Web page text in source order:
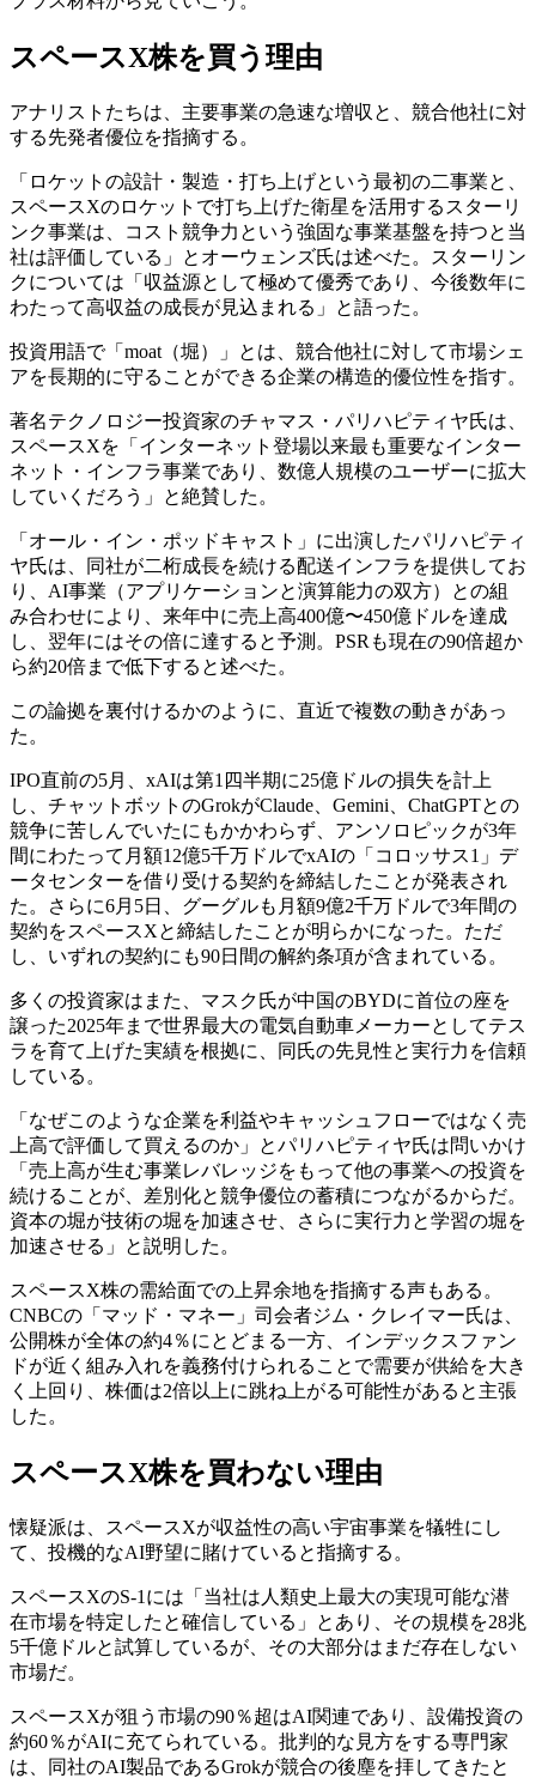
スペースX株を買う理由
アナリストたちは、主要事業の急速な増収と、競合他社に対
する先発者優位を指摘する。
「ロケットの設計・製造・打ち上げという最初の二事業と、
スペースXのロケットで打ち上げた衛星を活用するスターリ
ンク事業は、コスト競争力という強固な事業基盤を持つと当
社は評価している」とオーウェンズ氏は述べた。スターリン
クについては「収益源として極めて優秀であり、今後数年に
わたって高収益の成長が見込まれる」と語った。
投資用語で「moat（堀）」とは、競合他社に対して市場シェ
アを長期的に守ることができる企業の構造的優位性を指す。
著名テクノロジー投資家のチャマス・パリハピティヤ氏は、
スペースXを「インターネット登場以来最も重要なインター
ネット・インフラ事業であり、数億人規模のユーザーに拡大
していくだろう」と絶賛した。
「オール・イン・ポッドキャスト」に出演したパリハピティ
ヤ氏は、同社が二桁成長を続ける配送インフラを提供してお
り、AI事業（アプリケーションと演算能力の双方）との組
み合わせにより、来年中に売上高400億〜450億ドルを達成
し、翌年にはその倍に達すると予測。PSRも現在の90倍超か
ら約20倍まで低下すると述べた。
この論拠を裏付けるかのように、直近で複数の動きがあっ
た。
IPO直前の5月、xAIは第1四半期に25億ドルの損失を計上
し、チャットボットのGrokがClaude、Gemini、ChatGPTとの
競争に苦しんでいたにもかかわらず、アンソロピックが3年
間にわたって月額12億5千万ドルでxAIの「コロッサス1」デ
ータセンターを借り受ける契約を締結したことが発表され
た。さらに6月5日、グーグルも月額9億2千万ドルで3年間の
契約をスペースXと締結したことが明らかになった。ただ
し、いずれの契約にも90日間の解約条項が含まれている。
多くの投資家はまた、マスク氏が中国のBYDに首位の座を
譲った2025年まで世界最大の電気自動車メーカーとしてテス
ラを育て上げた実績を根拠に、同氏の先見性と実行力を信頼
している。
「なぜこのような企業を利益やキャッシュフローではなく売
上高で評価して買えるのか」とパリハピティヤ氏は問いかけ
「売上高が生む事業レバレッジをもって他の事業への投資を
続けることが、差別化と競争優位の蓄積につながるからだ。
資本の堀が技術の堀を加速させ、さらに実行力と学習の堀を
加速させる」と説明した。
スペースX株の需給面での上昇余地を指摘する声もある。
CNBCの「マッド・マネー」司会者ジム・クレイマー氏は、
公開株が全体の約4％にとどまる一方、インデックスファン
ドが近く組み入れを義務付けられることで需要が供給を大き
く上回り、株価は2倍以上に跳ね上がる可能性があると主張
した。
スペースX株を買わない理由
懐疑派は、スペースXが収益性の高い宇宙事業を犠牲にし
て、投機的なAI野望に賭けていると指摘する。
スペースXのS-1には「当社は人類史上最大の実現可能な潜
在市場を特定したと確信している」とあり、その規模を28兆
5千億ドルと試算しているが、その大部分はまだ存在しない
市場だ。
スペースXが狙う市場の90％超はAI関連であり、設備投資の
約60％がAIに充てられている。批判的な見方をする専門家
は、同社のAI製品であるGrokが競合の後塵を拝してきたと